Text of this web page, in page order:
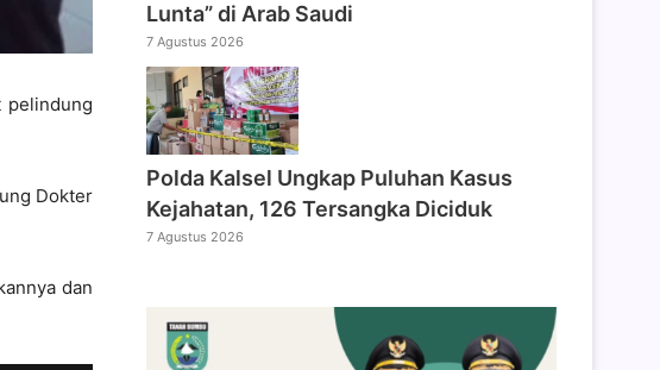
pelindung
Dokter
dan
Lunta” di Arab Saudi
7 Agustus 2026
Polda Kalsel Ungkap Puluhan Kasus
Kejahatan, 126 Tersangka Diciduk
7 Agustus 2026